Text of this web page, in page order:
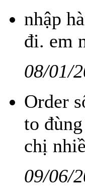
nhập
đi. em
08/01/
Order
to
chị
09/06/